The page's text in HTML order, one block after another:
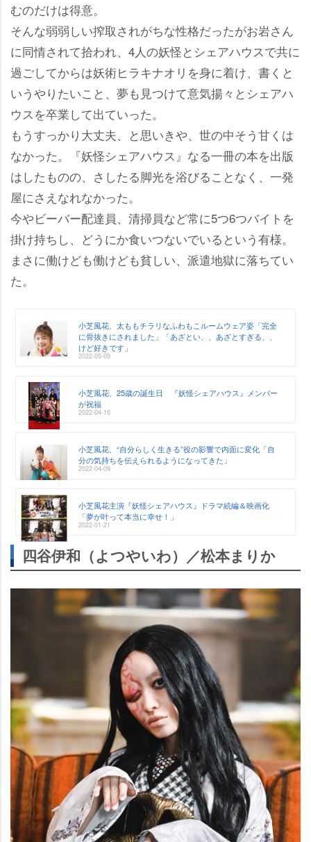
むのだけは得意。
そんな弱弱しい搾取されがちな性格だったがお岩さん
に同情されて拾われ、4人の妖怪とシェアハウスで共に
過ごしてからは妖術ヒラキナオリを身に着け、書くと
いうやりたいこと、夢も見つけて意気揚々とシェアハ
ウスを卒業して出ていった。
もうすっかり大丈夫、と思いきや、世の中そう甘くは
なかった。『妖怪シェアハウス』なる一冊の本を出版
はしたものの、さしたる脚光を浴びることなく、一発
屋にさえなれなかった。
今やビーバー配達員、清掃員など常に5つ6つバイトを
掛け持ちし、どうにか食いつないでいるという有様。
まさに働けども働けども貧しい、派遣地獄に落ちてい
た。
小芝風花、太ももチラリなふわもこルームウェア姿「完全
に骨抜きにされました」「あざとい、、あざとすぎる、、
けど好きです」
2022-05-09
小芝風花、25歳の誕生日 『妖怪シェアハウス』メンバー
が祝福
2022-04-16
小芝風花、“自分らしく生きる”役の影響で内面に変化「自
分の気持ちを伝えられるようになってきた」
2022-04-09
小芝風花主演『妖怪シェアハウス』ドラマ続編＆映画化
「夢が叶って本当に幸せ！」
2022-01-21
四谷伊和（よつやいわ）／松本まりか